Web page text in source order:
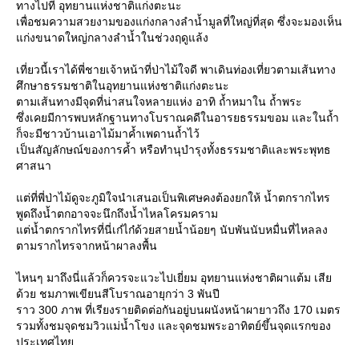
ทางไปที่ อุทยานแห่งชาติแก่งตะนะ
เพื่อชมความสวยงามของแก่งกลางลำน้ำมูลที่ใหญ่ที่สุด ซึ่งจะมองเห็น
ก่งขนาดใหญ่กลางลำน้ำในช่วงฤดูแล้ง
เที่ยวนี้เราได้พี่ชายเจ้าหน้าที่ป่าไม้ใจดี พาเดินท่องเที่ยวตามเส้นทาง
ศึกษาธรรมชาติในอุทยานแห่งชาติแก่งตะนะ
ตามเส้นทางมีจุดที่น่าสนใจหลายแห่ง อาทิ ถ้ำหมาใน ถ้ำพระ
ซึ่งเคยมีการพบหลักฐานทางโบราณคดีในอารยธรรมขอม และในถ้ำ
ก็จะมีชาวบ้านเอาไม้มาค้ำเพดานถ้ำไว้
เป็นสัญลักษณ์ของการค้ำ หรือทำนุบำรุงทั้งธรรมชาติและพระพุทธ
ศาสนา
ต่ที่พี่ป่าไม้ดูจะภูมิใจนำเสนอเป็นพิเศษคงต้องยกให้ น้ำตกรากไทร
พูดถึงน้ำตกอาจจะนึกถึงน้ำไหลโครมคราม
ต่น้ำตกรากไทรที่นี่เก๋ไก๋ด้วยสายน้ำน้อยๆ นับพันนับหมื่นที่ไหลลง
ตามรากไทรจากหน้าผาลงพื้น
ไหนๆ มาถึงนี่แล้วก็ควรจะแวะไปเยี่ยม อุทยานแห่งชาติผาแต้ม เสี
ด้วย ชมภาพเขียนสีโบราณอายุกว่า 3 พันปี
ราว 300 ภาพ ที่เรียงรายติดต่อกันอยู่บนผนังหน้าผายาวถึง 170 เมตร
รวมทั้งชมจุดชมวิวแม่น้ำโขง และจุดชมพระอาทิตย์ขึ้นจุดแรกของ
ประเทศไท